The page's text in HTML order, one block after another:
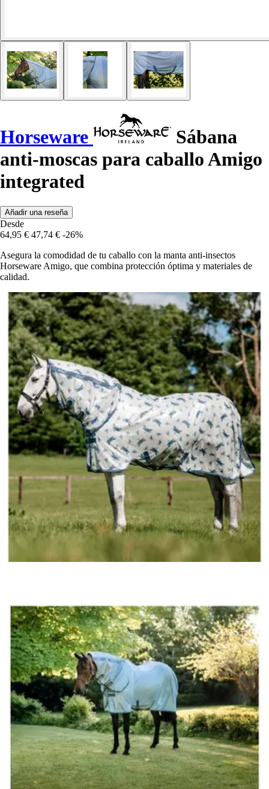
Horseware
Sábana
anti-moscas para caballo Amigo
integrated
Añadir una reseña
Desde
64,95 € 47,74 € -26%
Asegura la comodidad de tu caballo con la manta anti-insectos
Horseware Amigo, que combina protección óptima y materiales de
calidad.